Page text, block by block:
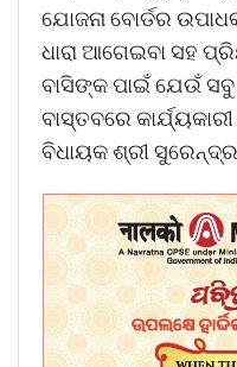
ଯୋଜନା ବୋର୍ଡର
ଧାରା ଆଗେଇବା ସହ
ବାସିଙ୍କ ପାଇଁ ଯେଉଁ ସବୁ
ବାସ୍ତବରେ
ବିଧାୟକ ଶ୍ରୀ